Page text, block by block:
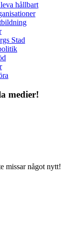
hållbart
Stad
medier!
missar något nytt!